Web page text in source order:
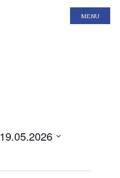
MENU
19.05.2026